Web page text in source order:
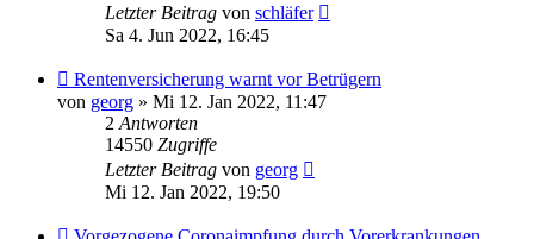
Letzter Beitrag von schläfer
Sa 4. Jun 2022, 16:45
Rentenversicherung warnt vor Betrügern
von georg » Mi 12. Jan 2022, 11:47
2Antworten
14550 Zugriffe
Letzter Beitrag von georg
Mi 12. Jan 2022, 19:50